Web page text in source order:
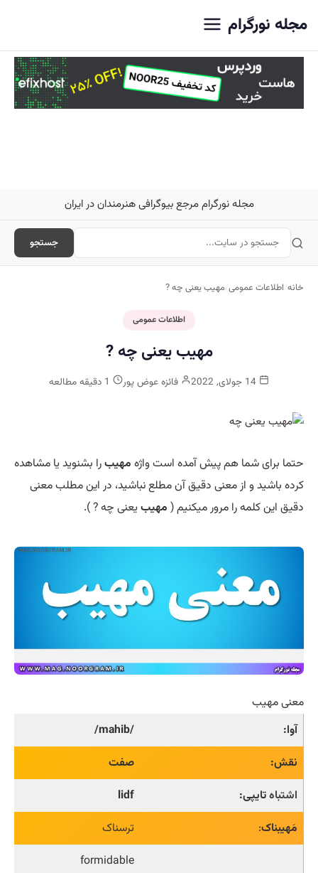
مجله نورگرام
مجله نورگرام مرجع بیوگرافی هنرمندان در ایران
جستجو
خانه/اطلاعات عمومی/مهیب یعنی چه ?
اطلاعات عمومی
مهیب یعنی چه ?
فائزه عوض پور
حتما برای شما هم پیش آمده است واژه مهیبرا بشنوید یا مشاهده
کرده باشید و از معنی دقیق آن مطلع نباشید، در این مطلب معنی
دقیق این کلمه را مرور میکنیم ( مهیبیعنی چه ? ).
معنی مهیب
آوا:
/mahib/
نقش:
صفت
اشتباهتایپی:
lidf
مَهیبناک: ترسناک
formidable